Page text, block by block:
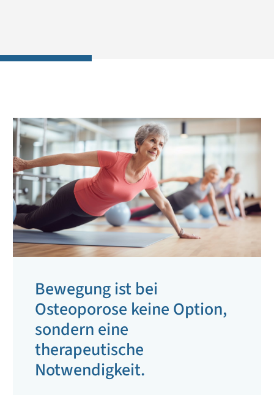
Bewegung ist bei
Osteoporose keine Option,
sondern eine
therapeutische
Notwendigkeit.